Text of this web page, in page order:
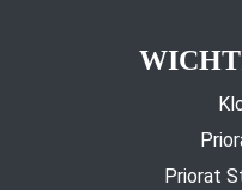
Priorat